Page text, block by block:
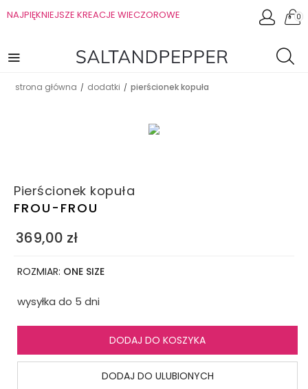
NAJPIĘKNIEJSZE KREACJE WIECZOROWE 0
strona główna / dodatki / pierścionek kopuła
Pierścionek kopuła
FROU-FROU
369,00 zł
ROZMIAR: ONE SIZE
wysyłka do 5 dni
DODAJ DO KOSZYKA
DODAJ DO ULUBIONYCH